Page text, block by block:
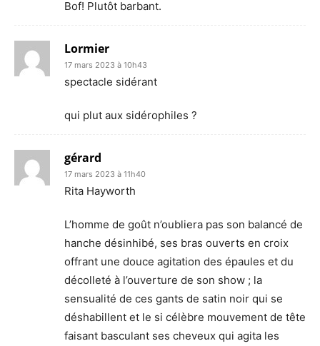
Bof! Plutôt barbant.
Lormier
17 mars 2023 à 10h43
spectacle sidérant
qui plut aux sidérophiles ?
gérard
17 mars 2023 à 11h40
Rita Hayworth
L’homme de goût n’oubliera pas son balancé de
hanche désinhibé, ses bras ouverts en croix
offrant une douce agitation des épaules et du
décolleté à l’ouverture de son show ; la
sensualité de ces gants de satin noir qui se
déshabillent et le si célèbre mouvement de tête
faisant basculant ses cheveux qui agita les